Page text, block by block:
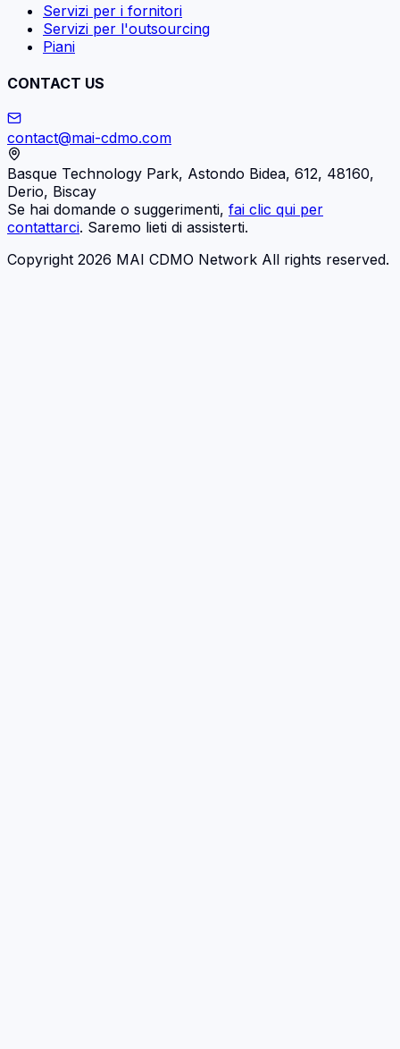
Servizi per i fornitori
Servizi per l'outsourcing
Piani
CONTACT US
contact@mai-cdmo.com
Basque Technology Park, Astondo Bidea, 612, 48160,
Derio, Biscay
Se hai domande o suggerimenti, fai clic qui per
contattarci. Saremo lieti di assisterti.
Copyright 2026 MAI CDMO Network All rights reserved.